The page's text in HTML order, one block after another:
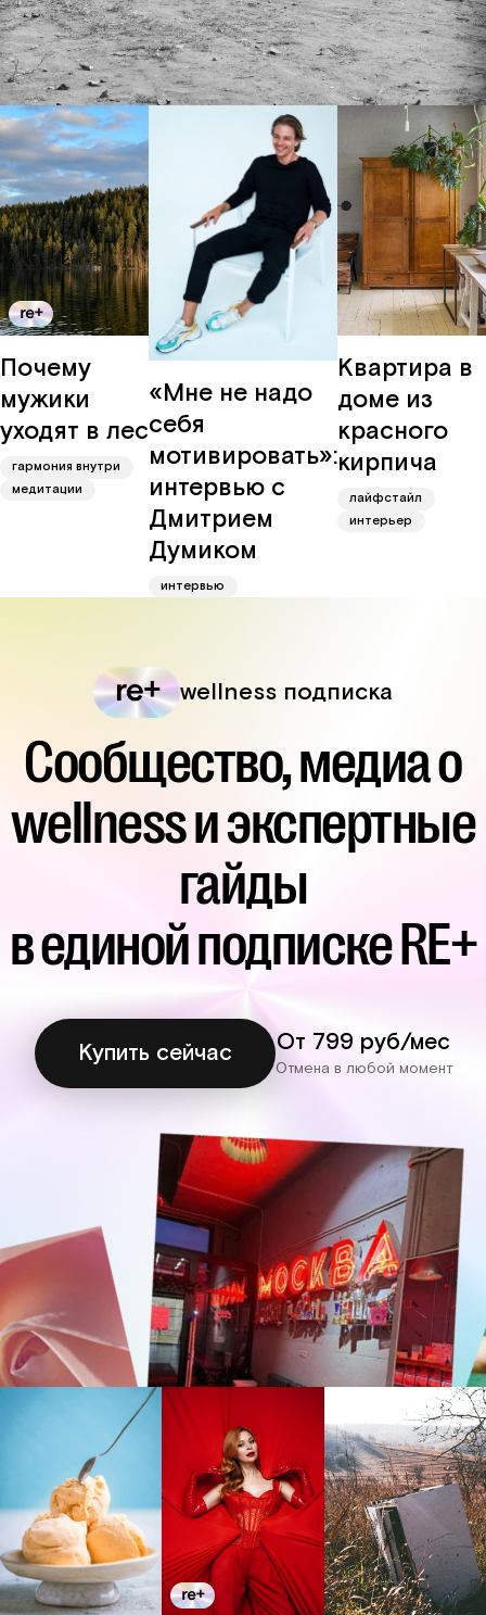
забота
о мире
карьера
Вконтакте
Почему
мужики
уходят в лес
гармония внутри
медитации
«Мне не надо
себя
мотивировать»:
интервью с
Дмитрием
Думиком
интервью
Квартира в
доме из
красного
кирпича
лайфстайл
интерьер
wellness подписка
Сообщество, медиа о
wellness и экспертные
гайды
в единой подписке RE+
Купить сейчас От 799 руб/мес
Отмена в любой момент